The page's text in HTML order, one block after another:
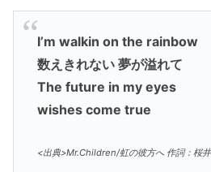
I’m walkin on the rainbow
数えきれない 夢が溢れて
The future in my eyes
wishes come true
<出典>Mr.Children/虹の彼方へ 作詞：桜